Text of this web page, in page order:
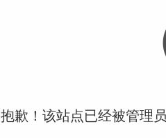
抱歉！该站点已经被管理